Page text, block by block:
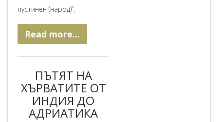
пустинен (народ)“.
Read more...
ПЪТЯТ НА
ХЪРВАТИТЕ ОТ
ИНДИЯ ДО
АДРИАТИКА